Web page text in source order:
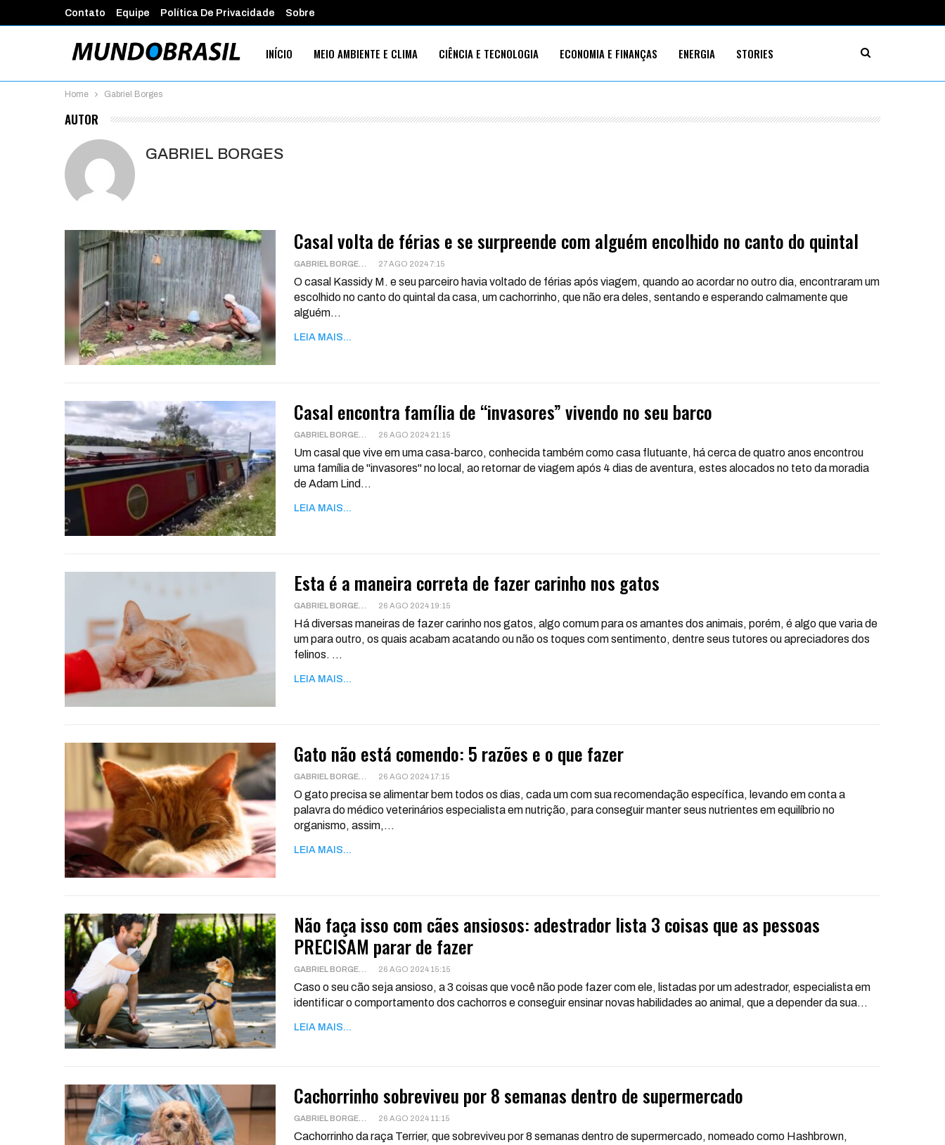
Contato Equipe Política De Privacidade Sobre
INÍCIO MEIO AMBIENTE E CLIMA CIÊNCIA E TECNOLOGIA ECONOMIA E FINANÇAS ENERGIA STORIES
Home Gabriel Borges
AUTOR
GABRIEL BORGES
Casal volta de férias e se surpreende com alguém encolhido no canto do quintal
27 AGO 2024 7:15
O casal Kassidy M. e seu parceiro havia voltado de férias após viagem, quando ao acordar no outro dia, encontraram um
escolhido no canto do quintal da casa, um cachorrinho, que não era deles, sentando e esperando calmamente que
alguém…
LEIA MAIS...
Casal encontra família de “invasores” vivendo no seu barco
26 AGO 2024 21:15
Um casal que vive em uma casa-barco, conhecida também como casa flutuante, há cerca de quatro anos encontrou
uma família de "invasores" no local, ao retornar de viagem após 4 dias de aventura, estes alocados no teto da moradia
de Adam Lind …
LEIA MAIS...
Esta é a maneira correta de fazer carinho nos gatos
26 AGO 2024 19:15
Há diversas maneiras de fazer carinho nos gatos, algo comum para os amantes dos animais, porém, é algo que varia de
um para outro, os quais acabam acatando ou não os toques com sentimento, dentre seus tutores ou apreciadores dos
felinos. …
LEIA MAIS...
Gato não está comendo: 5 razões e o que fazer
26 AGO 2024 17:15
O gato precisa se alimentar bem todos os dias, cada um com sua recomendação específica, levando em conta a
palavra do médico veterinários especialista em nutrição, para conseguir manter seus nutrientes em equilíbrio no
organismo, assim, …
LEIA MAIS...
Não faça isso com cães ansiosos: adestrador lista 3 coisas que as pessoas
PRECISAM parar de fazer
26 AGO 2024 15:15
Caso o seu cão seja ansioso, a 3 coisas que você não pode fazer com ele, listadas por um adestrador, especialista em
identificar o comportamento dos cachorros e conseguir ensinar novas habilidades ao animal, que a depender da sua…
LEIA MAIS...
Cachorrinho sobreviveu por 8 semanas dentro de supermercado
26 AGO 2024 11:15
Cachorrinho da raça Terrier, que sobreviveu por 8 semanas dentro de supermercado, nomeado como Hashbrown,